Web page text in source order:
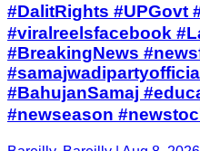
#DalitRights #UPGovt
#viralreelsfacebook
#BreakingNews
#BahujanSamaj
#newseason